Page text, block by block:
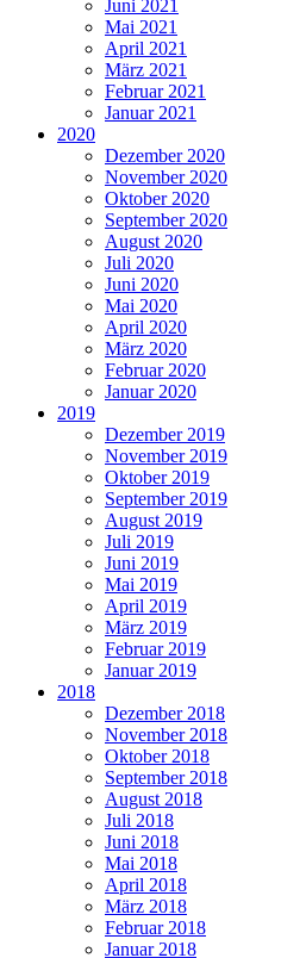
Juni 2021
Mai 2021
April 2021
März 2021
Februar 2021
Januar 2021
2020
Dezember 2020
November 2020
Oktober 2020
September 2020
August 2020
Juli 2020
Juni 2020
Mai 2020
April 2020
März 2020
Februar 2020
Januar 2020
2019
Dezember 2019
November 2019
Oktober 2019
September 2019
August 2019
Juli 2019
Juni 2019
Mai 2019
April 2019
März 2019
Februar 2019
Januar 2019
2018
Dezember 2018
November 2018
Oktober 2018
September 2018
August 2018
Juli 2018
Juni 2018
Mai 2018
April 2018
März 2018
Februar 2018
Januar 2018